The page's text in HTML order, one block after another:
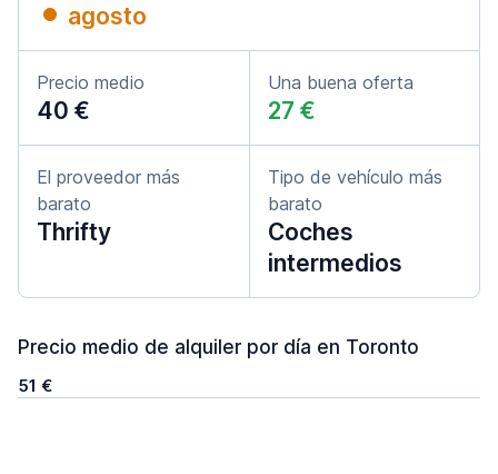
agosto
Precio medio
40 €
Una buena oferta
27 €
El proveedor más
barato
Thrifty
Tipo de vehículo más
barato
Coches
intermedios
Precio medio de alquiler por día en Toronto
51 €